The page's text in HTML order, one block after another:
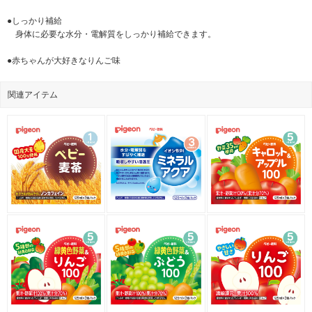
●しっかり補給
身体に必要な水分・電解質をしっかり補給できます。
●赤ちゃんが大好きなりんご味
関連アイテム